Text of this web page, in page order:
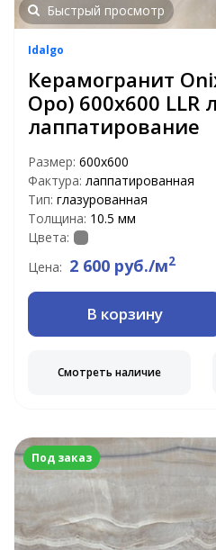
Быстрый просмотр
Idalgo
Керамогранит
Оро) 600x600 LLR
лаппатирование
Размер: 600х600
Фактура: лаппатированная
Тип: глазурованная
Толщина: 10.5 мм
Цвета:
Цена: 2 600 руб./м2
В корзину
Смотреть наличие
Под заказ